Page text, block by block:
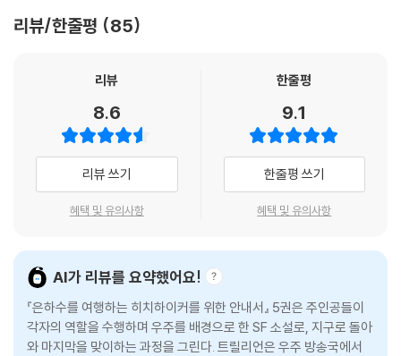
을 구하기 위해 ‘깊은 생각’이라는 슈퍼컴퓨터를 만들고, 깊은 생각은 750
해답의 의미를 알기 위해서는 자신보다 훨씬 더 크고 뛰어난 컴퓨터가 필
요하다며 이것을 설계한다. 이 컴퓨터의 이름이 바로 지구다. 그런데 계산
결과가 출력되려는 결정적인 순간에, 지구는 초공간 이동용 우회로를 건설
하려는 우주인들에 의해 파괴되고 만다.
지구 파괴 직전에 극적으로 탈출한 아서 덴트는 친구들과 함께 은하계를
기도 하는 초고속 항해의 여정에서 아서 일행은 시간 여행이 한 시대와 다
람들을 비롯, 각자 별난 개성을 자랑하는 다양한 캐릭터들을 만난다. 엄청
나게 높은 지능을 제대로 발휘하지 못하고 있다며 만성 우울증과 편집증에
시달리는 로봇 마빈, 몸과 정신이 이혼 소송 중인 상태로 ‘모든 관점 보텍
스’라는 고문 장치를 관리하는 가그라바르, 우연한 사고로 불멸의 생명을
얻고 온 우주의 사람들을 모욕하는 것으로 지루함을 견디는 와우배거, 지
리뷰/한줄평 85
리뷰
8.6
리뷰 쓰기
혜택 및 유의사항
한줄평
9.1
한줄평 쓰기
혜택 및 유의사항
AI가 리뷰를 요약했어요!
『은하수를 여행하는 히치하이커를 위한 안내서』 5권은 주인공들이
각자의 역할을 수행하며 우주를 배경으로 한 SF 소설로, 지구로 돌아
와 마지막을 맞이하는 과정을 그린다. 트릴리언은 우주 방송국에서